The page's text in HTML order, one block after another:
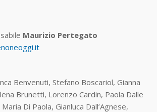
Maurizio Pertegato
Benvenuti, Stefano Boscariol, Gianna
Brunetti, Lorenzo Cardin, Paola Dalle
Di Paola, Gianluca Dall’Agnese,